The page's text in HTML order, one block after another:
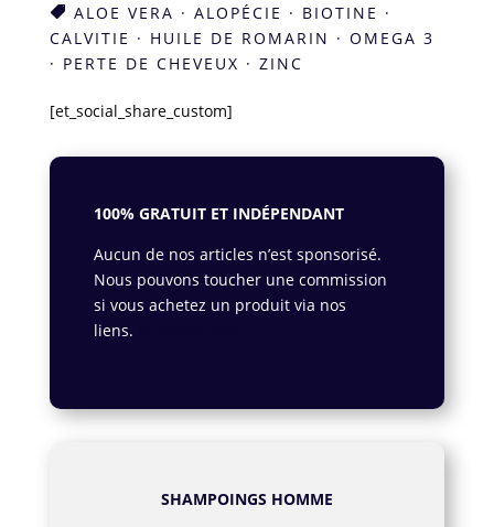
 ALOE VERA · ALOPÉCIE · BIOTINE ·
CALVITIE · HUILE DE ROMARIN · OMEGA 3
· PERTE DE CHEVEUX · ZINC
[et_social_share_custom]
100% GRATUIT ET INDÉPENDANT
Aucun de nos articles n’est sponsorisé.
Nous pouvons toucher une commission
si vous achetez un produit via nos
liens.
SHAMPOINGS HOMME